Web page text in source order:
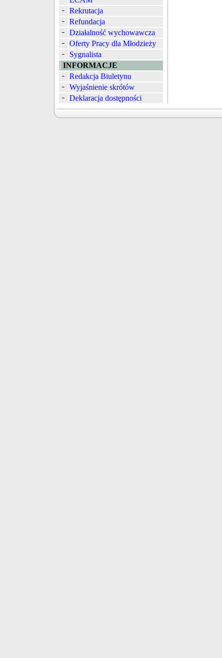
Rekrutacja
Refundacja
Działalność wychowawcza
Oferty Pracy dla Młodzieży
Sygnalista
INFORMACJE
Redakcja Biuletynu
Wyjaśnienie skrótów
Deklaracja dostępności